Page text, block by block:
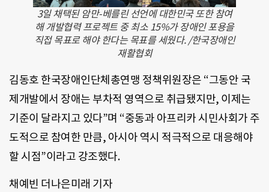
3일 채택된 암만-베를린 선언에 대한민국 또한 참여
해 개발협력 프로젝트 중 최소 15%가 장애인 포용을
직접 목표로 해야 한다는 목표를 세웠다. /한국장애인
재활협회
김동호 한국장애인단체총연맹 정책위원장은 “그동안 국
제개발에서 장애는 부차적 영역으로 취급됐지만, 이제는
기준이 달라지고 있다”며 “중동과 아프리카 시민사회가 주
도적으로 참여한 만큼, 아시아 역시 적극적으로 대응해야
할 시점”이라고 강조했다.
채예빈 더나은미래 기자